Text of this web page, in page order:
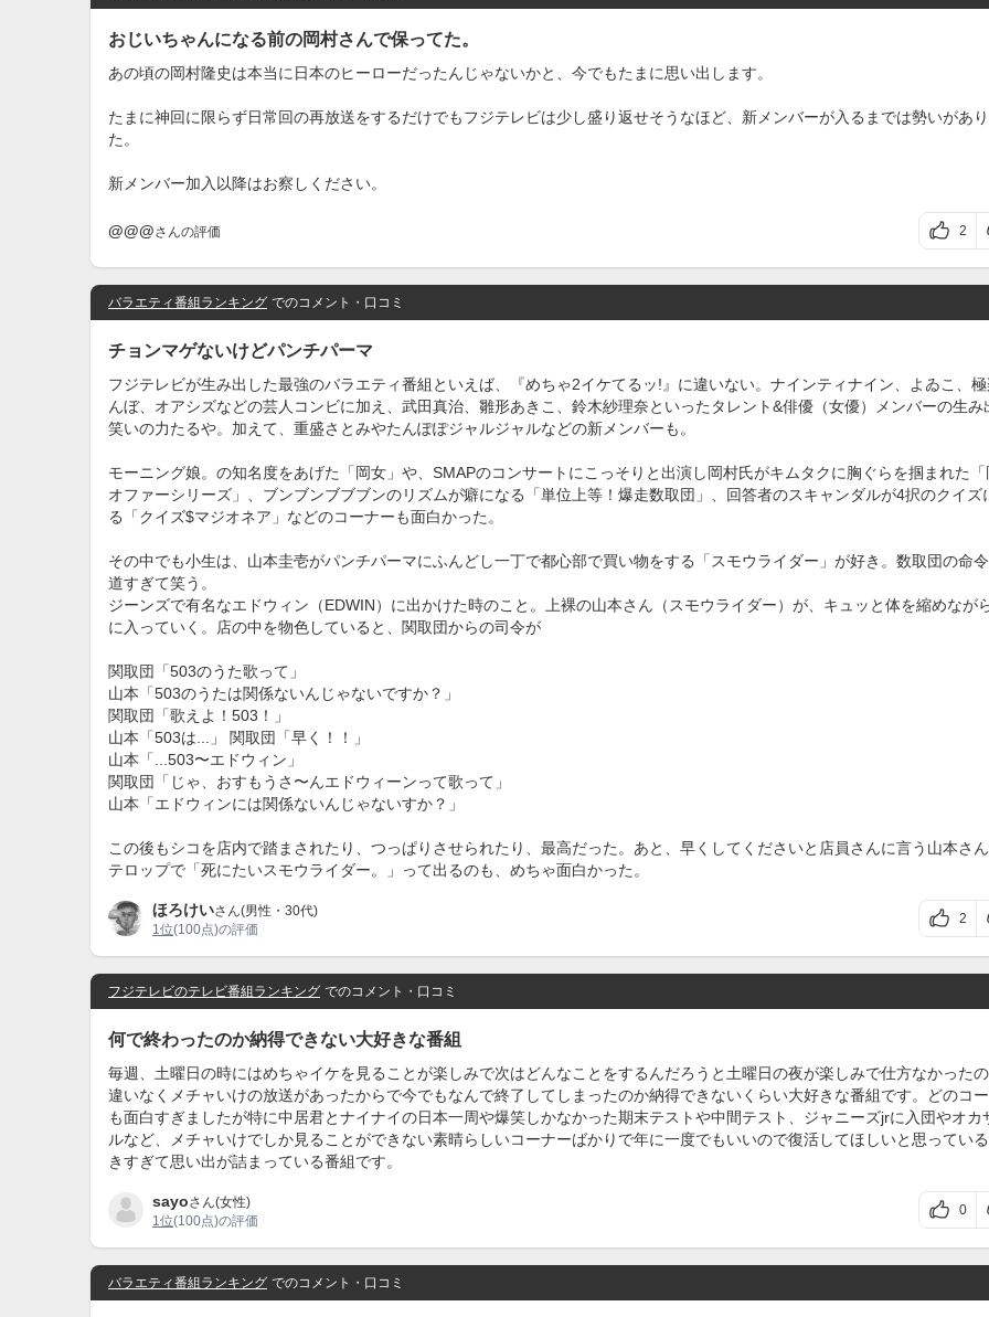
おじいちゃんになる前の岡村さんで保ってた。
あの頃の岡村隆史は本当に日本のヒーローだったんじゃないかと、今でもたまに思い出します。
たまに神回に限らず日常回の再放送をするだけでもフジテレビは少し盛り返せそうなほど、新メンバーが入るまでは勢いがあ
た。
新メンバー加入以降はお察しください。
@@@さんの評価 2
バラエティ番組ランキング でのコメント・口コミ
チョンマゲないけどパンチパーマ
フジテレビが生み出した最強のバラエティ番組といえば、『めちゃ2イケてるッ!』に違いない。ナインティナイン、よゐこ、
んぼ、オアシズなどの芸人コンビに加え、武田真治、雛形あきこ、鈴木紗理奈といったタレント&俳優（女優）メンバーの生み
笑いの力たるや。加えて、重盛さとみやたんぽぽジャルジャルなどの新メンバーも。
モーニング娘。の知名度をあげた「岡女」や、SMAPのコンサートにこっそりと出演し岡村氏がキムタクに胸ぐらを掴まれた「
オファーシリーズ」、ブンブンブブブンのリズムが癖になる「単位上等！爆走数取団」、回答者のスキャンダルが4択のクイズ
る「クイズ$マジオネア」などのコーナーも面白かった。
その中でも小生は、山本圭壱がパンチパーマにふんどし一丁で都心部で買い物をする「スモウライダー」が好き。数取団の命
道すぎて笑う。
ジーンズで有名なエドウィン（EDWIN）に出かけた時のこと。上裸の山本さん（スモウライダー）が、キュッと体を縮めなが
に入っていく。店の中を物色していると、関取団からの司令が
関取団「503のうた歌って」
山本「503のうたは関係ないんじゃないですか？」
関取団「歌えよ！503！」
山本「503は...」 関取団「早く！！」
山本「...503〜エドウィン」
関取団「じゃ、おすもうさ〜んエドウィーンって歌って」
山本「エドウィンには関係ないんじゃないすか？」
この後もシコを店内で踏まされたり、つっぱりさせられたり、最高だった。あと、早くしてくださいと店員さんに言う山本さ
テロップで「死にたいスモウライダー。」って出るのも、めちゃ面白かった。
ほろけいさん(男性・30代)
1位(100点)の評価
2
フジテレビのテレビ番組ランキング でのコメント・口コミ
何で終わったのか納得できない大好きな番組
毎週、土曜日の時にはめちゃイケを見ることが楽しみで次はどんなことをするんだろうと土曜日の夜が楽しみで仕方なかった
違いなくメチャいけの放送があったからで今でもなんで終了してしまったのか納得できないくらい大好きな番組です。どのコ
も面白すぎましたが特に中居君とナイナイの日本一周や爆笑しかなかった期末テストや中間テスト、ジャニーズjrに入団やオカ
ルなど、メチャいけでしか見ることができない素晴らしいコーナーばかりで年に一度でもいいので復活してほしいと思ってい
きすぎて思い出が詰まっている番組です。
sayoさん(女性)
1位(100点)の評価
0
バラエティ番組ランキング でのコメント・口コミ